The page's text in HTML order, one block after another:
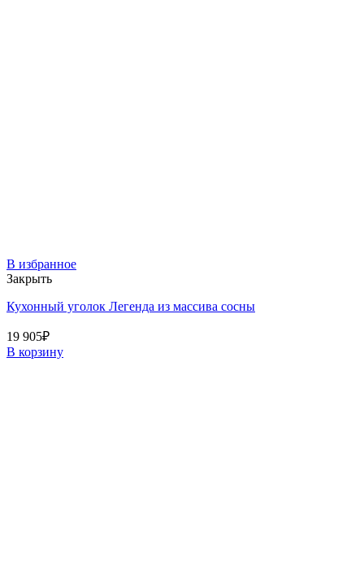
В избранное
Закрыть
Кухонный уголок Легенда из массива сосны
19 905₽
В корзину